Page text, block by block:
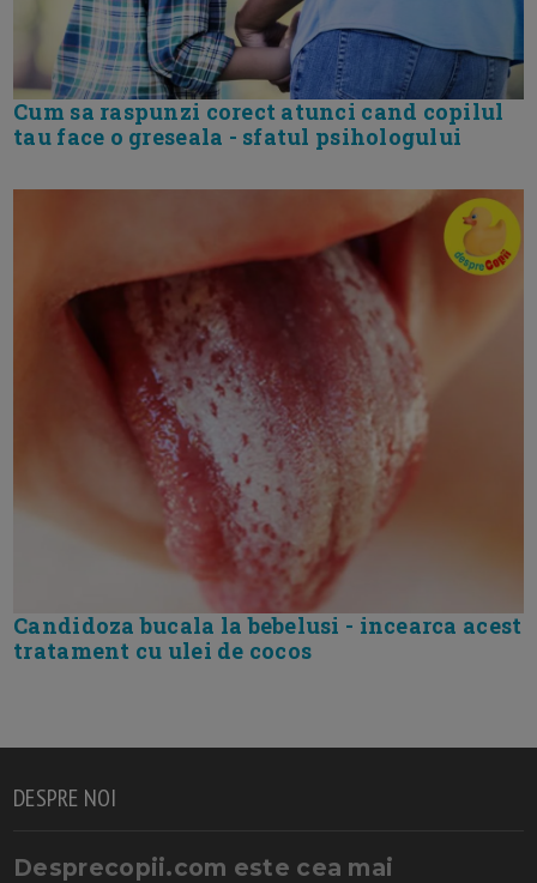
Cum sa raspunzi corect atunci cand copilul
tau face o greseala - sfatul psihologului
Candidoza bucala la bebelusi - incearca acest
tratament cu ulei de cocos
DESPRE NOI
Desprecopii.com este cea mai